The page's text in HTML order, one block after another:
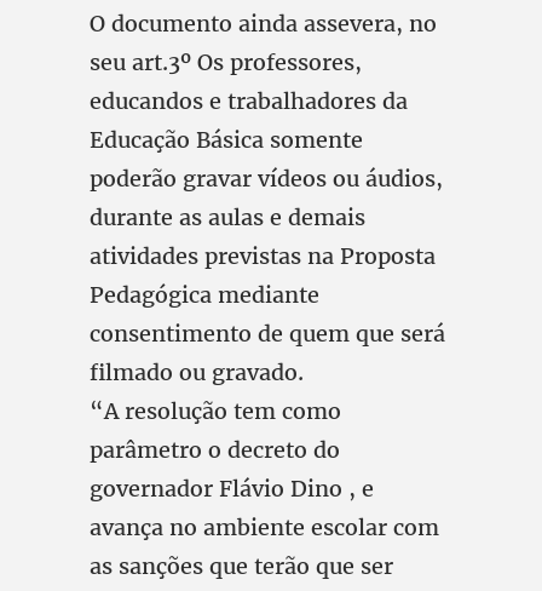
O documento ainda assevera, no
seu art.3º Os professores,
educandos e trabalhadores da
Educação Básica somente
poderão gravar vídeos ou áudios,
durante as aulas e demais
atividades previstas na Proposta
Pedagógica mediante
consentimento de quem que será
filmado ou gravado.
“A resolução tem como
parâmetro o decreto do
governador Flávio Dino , e
avança no ambiente escolar com
as sanções que terão que ser